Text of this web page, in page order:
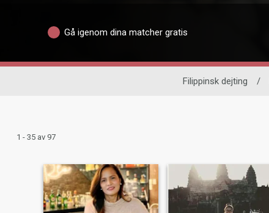
Gå igenom dina matcher gratis
Filippinsk dejting /
1 - 35 av 97